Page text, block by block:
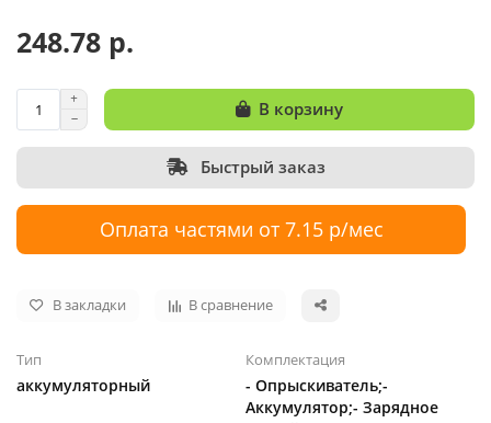
248.78 р.
В корзину
Быстрый заказ
Оплата частями от 7.15 р/мес
В закладки В сравнение
Тип
аккумуляторный
Комплектация
- Опрыскиватель;-
Аккумулятор;- Зарядное